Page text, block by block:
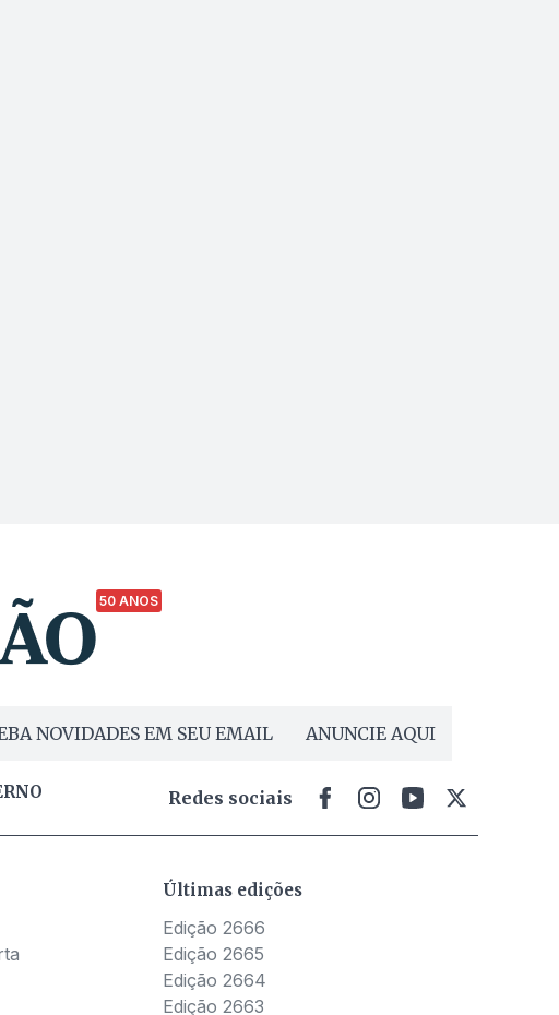
50 ANOS
NOVIDADES EM SEU EMAIL ANUNCIE AQUI
Redes sociais
Últimas edições
Edição 2666
Edição 2665
Edição 2664
Edição 2663